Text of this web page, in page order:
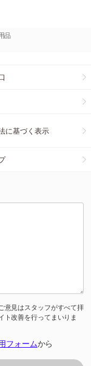
品
に基づく表示
意見はスタッフがすべて拝
ト改善を行ってまいりま
フォームから